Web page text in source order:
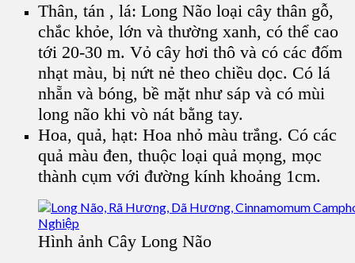
Thân, tán , lá: Long Não loại cây thân gỗ,
chắc khỏe, lớn và thường xanh, có thể cao
tới 20-30 m. Vỏ cây hơi thô và có các đốm
nhạt màu, bị nứt nẻ theo chiều dọc. Có lá
nhẵn và bóng, bề mặt như sáp và có mùi
long não khi vò nát bằng tay.
Hoa, quả, hạt: Hoa nhỏ màu trắng. Có các
quả màu đen, thuộc loại quả mọng, mọc
thành cụm với đường kính khoảng 1cm.
Hình ảnh Cây Long Não